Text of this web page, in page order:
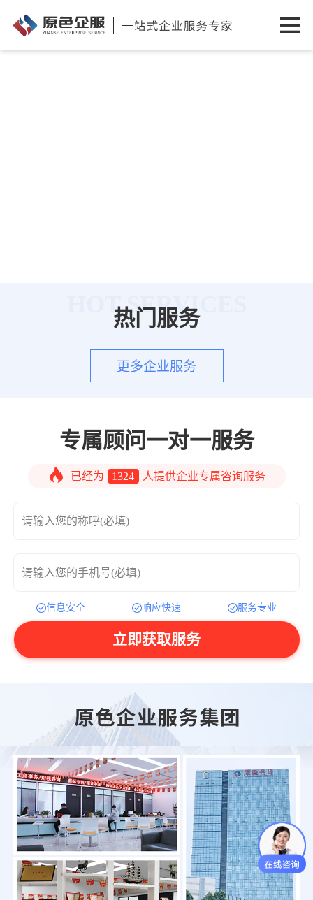
HOT SERVICES
热门服务
更多企业服务
专属顾问一对一服务
已经为 1324 人提供企业专属咨询服务
请输入您的称呼(必填)
请输入您的手机号(必填)
信息安全 响应快速 服务专业
立即获取服务